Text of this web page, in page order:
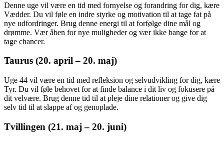
Denne uge vil være en tid med fornyelse og forandring for dig, kære
Vædder. Du vil føle en indre styrke og motivation til at tage fat på
nye udfordringer. Brug denne energi til at forfølge dine mål og
drømme. Vær åben for nye muligheder og vær ikke bange for at
tage chancer.
Taurus (20. april – 20. maj)
Uge 44 vil være en tid med refleksion og selvudvikling for dig, kære
Tyr. Du vil føle behovet for at finde balance i dit liv og fokusere på
dit velvære. Brug denne tid til at pleje dine relationer og give dig
selv tid til at slappe af og genoplade.
Tvillingen (21. maj – 20. juni)